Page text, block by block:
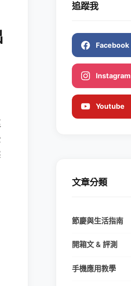
追蹤我
Facebook
Instagram
Youtube
文章分類
節慶與生活指南
開箱文 & 評測
手機應用教學